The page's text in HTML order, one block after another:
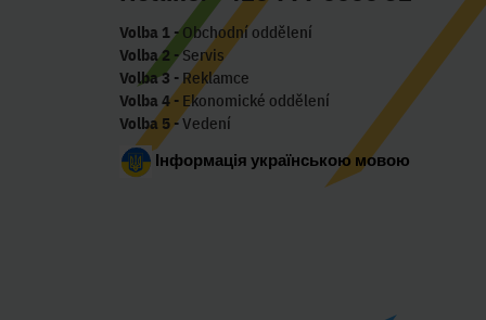
Volba 1- Obchodní oddělení
Volba 2 - Servis
Volba 3 - Reklamce
Volba 4- Ekonomické oddělení
Volba 5- Vedení
Інформація українською мовою